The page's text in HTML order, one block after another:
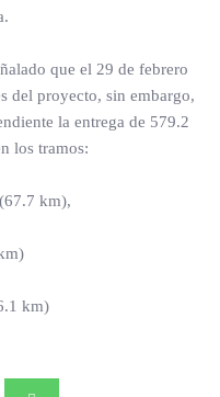
que el 29 de febrero
del proyecto, sin embargo,
la entrega de 579.2
los tramos:
km),
km)